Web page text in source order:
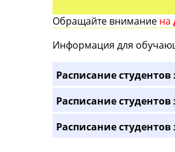
Обращайте внимание на
Информация для
Расписание
Расписание
Расписание